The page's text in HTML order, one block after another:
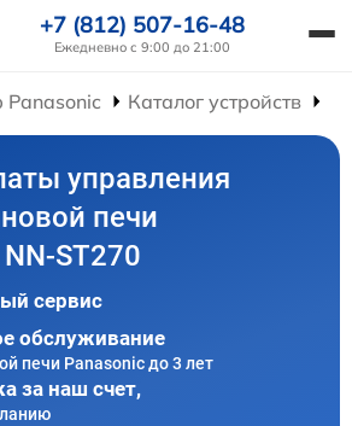
+7 (812) 507-16-48
Ежедневно с 9:00 до 21:00
Каталог устройств
управления
печи
ST270
сервис
обслуживание
печи Panasonic до 3 лет
за наш счет,